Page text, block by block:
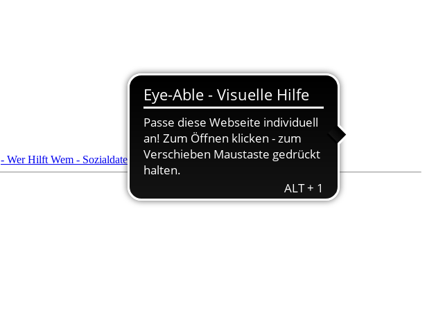
- Wer Hilft Wem - Sozialdatenbank - Pflegedienstsuche